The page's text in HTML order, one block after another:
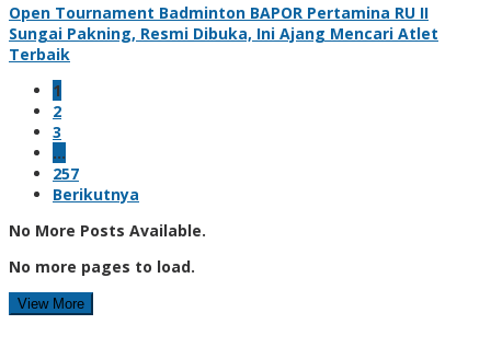
Open Tournament Badminton BAPOR Pertamina RU II
Sungai Pakning, Resmi Dibuka, Ini Ajang Mencari Atlet
Terbaik
1
2
3
…
257
Berikutnya
No More Posts Available.
No more pages to load.
View More